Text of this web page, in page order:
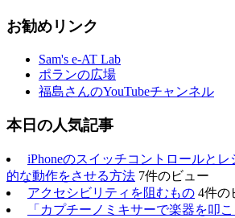
お勧めリンク
Sam's e-AT Lab
ポランの広場
福島さんのYouTubeチャンネル
本日の人気記事
iPhoneのスイッチコントロールと
的な動作をさせる方法 7件のビュー
アクセシビリティを阻むもの 4件の
「カプチーノミキサーで楽器を叩